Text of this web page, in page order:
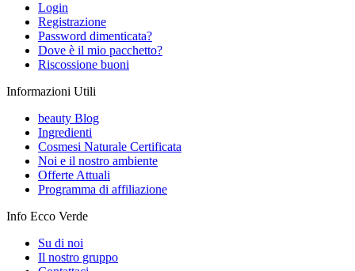
Login
Registrazione
Password dimenticata?
Dove è il mio pacchetto?
Riscossione buoni
Informazioni Utili
beauty Blog
Ingredienti
Cosmesi Naturale Certificata
Noi e il nostro ambiente
Offerte Attuali
Programma di affiliazione
Info Ecco Verde
Su di noi
Il nostro gruppo